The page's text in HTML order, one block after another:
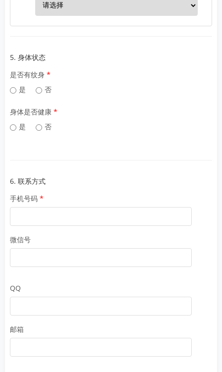
5. 身体状态
是否有纹身
是
否
身体是否健康
是
否
6. 联系方式
手机号码
微信号
QQ
邮箱